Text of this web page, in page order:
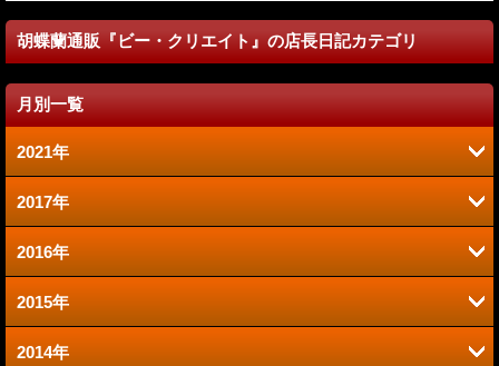
胡蝶蘭通販『ビー・クリエイト』の店長日記カテゴリ
月別一覧
2021年
9月 (1)
2017年
11月 (1)
10月 (1)
6月 (1)
2016年
6月 (1)
4月 (1)
2015年
10月 (1)
2014年